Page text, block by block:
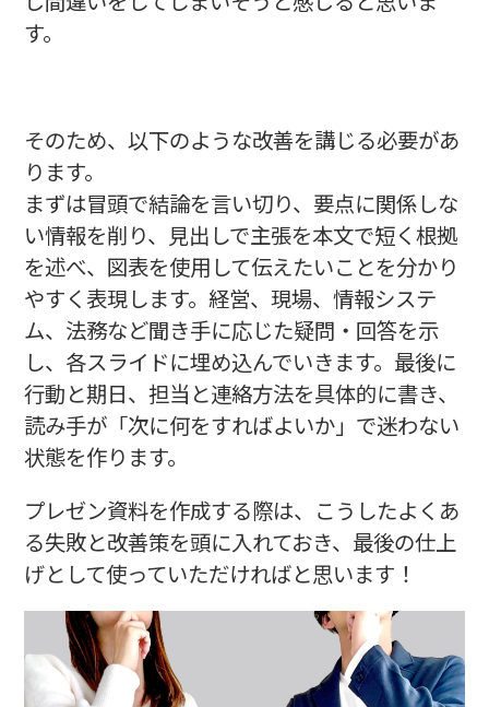
す。
そのため、以下のような改善を講じる必要があ
ります。
まずは冒頭で結論を言い切り、要点に関係しな
い情報を削り、見出しで主張を本文で短く根拠
を述べ、図表を使用して伝えたいことを分かり
やすく表現します。経営、現場、情報システ
ム、法務など聞き手に応じた疑問・回答を示
し、各スライドに埋め込んでいきます。最後に
行動と期日、担当と連絡方法を具体的に書き、
読み手が「次に何をすればよいか」で迷わない
状態を作ります。
プレゼン資料を作成する際は、こうしたよくあ
る失敗と改善策を頭に入れておき、最後の仕上
げとして使っていただければと思います！